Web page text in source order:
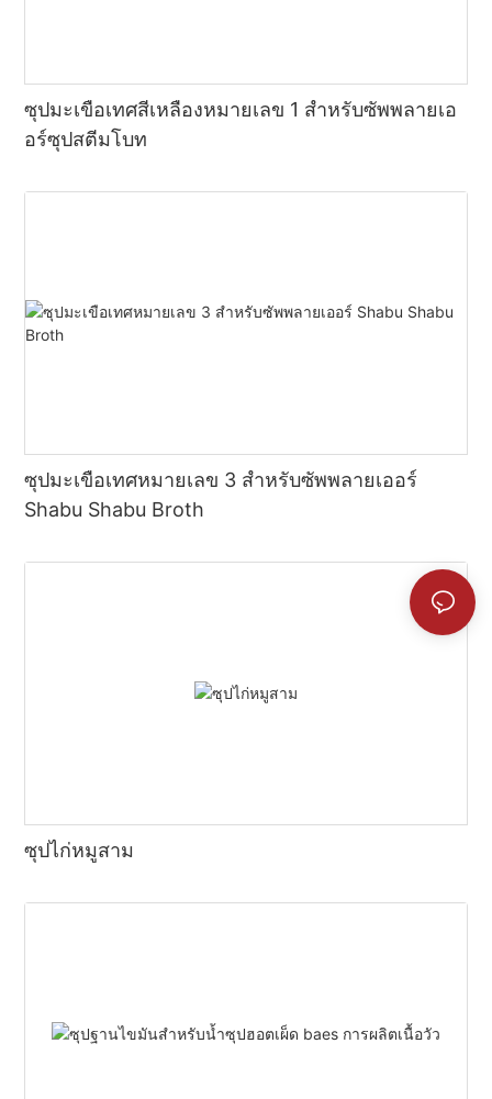
ซุปมะเขือเทศสีเหลืองหมายเลข 1 สำหรับซัพพลายเอ
อร์ซุปสตีมโบท
ซุปมะเขือเทศหมายเลข 3 สำหรับซัพพลายเออร์
Shabu Shabu Broth
ซุปไก่หมูสาม